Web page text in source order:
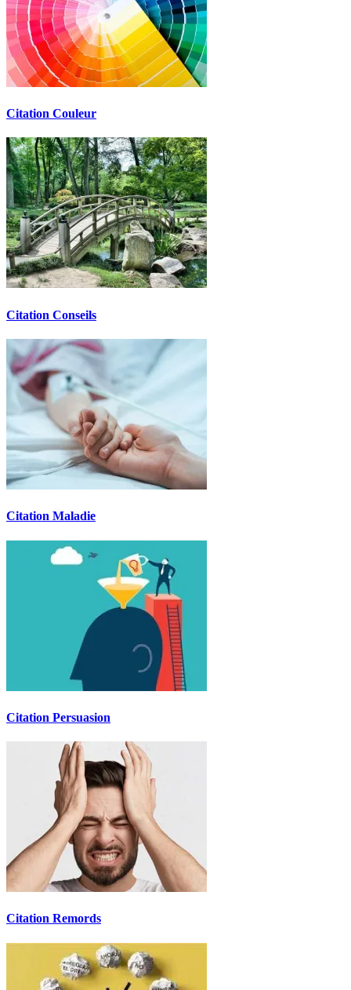
Citation Couleur
Citation Conseils
Citation Maladie
Citation Persuasion
Citation Remords